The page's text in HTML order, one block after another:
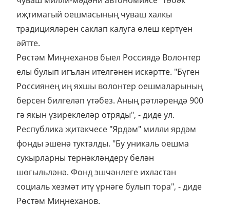
иҗтимагый оешмасының чуваш халкы
традицияләрен саклап калуга өлеш кертүен
әйтте.
Рөстәм Миңнеханов быел Россиядә Волонтер
елы булып игълан ителгәнен искәртте. "Бүген
Россиянең иң яхшы волонтер оешмаларының
берсен билгеләп үтәбез. Аның рәтләрендә 900
гә якын үзиреклеләр отряды", - диде ул.
Республика җитәкчесе "Ярдәм" милли ярдәм
фонды эшенә тукталды. "Бу уникаль оешма
сукырларны тернәкләндерү белән
шөгыльләнә. Фонд эшчәнлеге ихластан
социаль хезмәт итү үрнәге булып тора", - диде
Рөстәм Миңнеханов.